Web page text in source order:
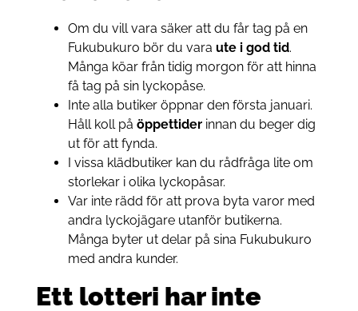
Om du vill vara säker att du får tag på en
Fukubukuro bör du vara ute i god tid.
Många köar från tidig morgon för att hinna
få tag på sin lyckopåse.
Inte alla butiker öppnar den första januari.
Håll koll på öppettiderinnan du beger dig
ut för att fynda.
I vissa klädbutiker kan du rådfråga lite om
storlekar i olika lyckopåsar.
Var inte rädd för att prova byta varor med
andra lyckojägare utanför butikerna.
Många byter ut delar på sina Fukubukuro
med andra kunder.
Ett lotteri har inte